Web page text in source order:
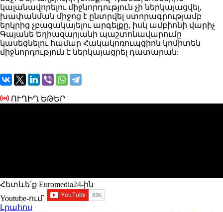
կալանավորելու միջնորդություն չի ներկայացվել,
խափանման միջոց է ընտրվել ստորագրությամբ
երկրից չբացակայելու արգելքը, իսկ ամբիոնի վարիչ
Գայանե Եղիազարյանի պաշտոնավարումը
կասեցնելու համար Հակակոռուպցիոն կոմիտեն
միջնորդություն է ներկայացրել դատարան:
ՈՒՂԻՂ ԵԹԵՐ
Հետևե՛ք Euromedia24-ին
Youtube-ում`
Լրահոս